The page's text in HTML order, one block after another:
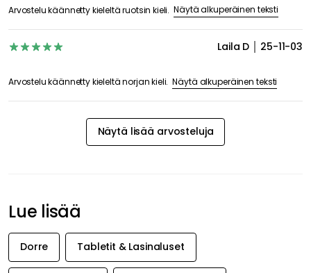
Arvostelu käännetty kieleltä ruotsin kieli. Näytä alkuperäinen teksti
Laila D 25-11-03
Arvostelu käännetty kieleltä norjan kieli. Näytä alkuperäinen teksti
Näytä lisää arvosteluja
Lue lisää
Dorre Tabletit & Lasinaluset